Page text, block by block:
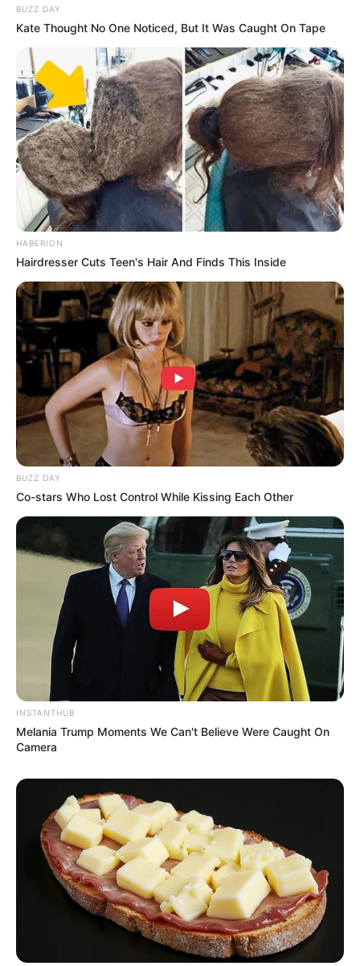
TAGS AKTRIS FILM DEWASA BINTANG ONLYFANS MIA MALKOVA
SELEBGRAM
SELEBRITI MANCANEGARA STREAMER TWITCH TIKTOKER
BUZZ DAY
Kate Thought No One Noticed, But It Was Caught On Tape
HABERION
Hairdresser Cuts Teen's Hair And Finds This Inside
BUZZ DAY
Co-stars Who Lost Control While Kissing Each Other
INSTANTHUB
Melania Trump Moments We Can't Believe Were Caught On
Camera